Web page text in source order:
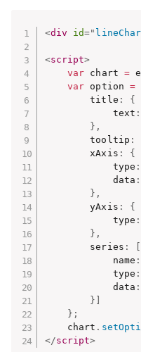
<div id="
<script>
var chart =
var option =
        title
:
{
            text
:
} ,
        tooltip
:
        xAxis
:
{
            type
:
            data
:
} ,
        yAxis
:
{
            type
:
} ,
        series
:
            name
:
            type
:
            data
:
}
} ;
    chart
.
</script>